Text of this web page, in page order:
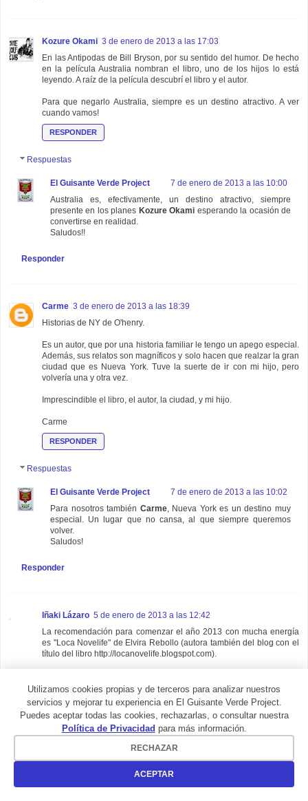
Kozure Okami 3 de enero de 2013 a las 17:03
En las Antipodas de Bill Bryson, por su sentido del humor. De hecho
en la película Australia nombran el libro, uno de los hijos lo está
leyendo. A raíz de la película descubrí el libro y el autor.
Para que negarlo Australia, siempre es un destino atractivo. A ver
cuando vamos!
RESPONDER
Respuestas
El Guisante Verde Project
7 de enero de 2013 a las 10:00
Australia es, efectivamente, un destino atractivo, siempre
presente en los planes Kozure Okami esperando la ocasión de
convertirse en realidad.
Saludos!!
Responder
Carme 3 de enero de 2013 a las 18:39
Historias de NY de O'henry.
Es un autor, que por una historia familiar le tengo un apego especial.
Además, sus relatos son magníficos y solo hacen que realzar la gran
ciudad que es Nueva York. Tuve la suerte de ir con mi hijo, pero
volvería una y otra vez.
Imprescindible el libro, el autor, la ciudad, y mi hijo.
Carme
RESPONDER
Respuestas
El Guisante Verde Project
7 de enero de 2013 a las 10:02
Para nosotros también Carme, Nueva York es un destino muy
especial. Un lugar que no cansa, al que siempre queremos
volver.
Saludos!
Responder
Iñaki Lázaro 5 de enero de 2013 a las 12:42
La recomendación para comenzar el año 2013 con mucha energía
es "Loca Novelife" de Elvira Rebollo (autora también del blog con el
título del libro http://locanovelife.blogspot.com).
pueblo de las montañas de West Virgina que viaja a Nueva York.
Es una divertidísima sucesión de viajes, hechos y experiencias. Y es
que en sí mismo, viajar, es toda una experiencia.
todas las personas que leemos el blog sigamos compartiendo
viajes, experiencias y todo lo mejor en el nuevo año.
Gracias,
Utilizamos cookies propias y de terceros para analizar nuestros
servicios y mejorar tu experiencia en El Guisante Verde Project.
Puedes aceptar todas las cookies, rechazarlas, o consultar nuestra
Política de Privacidad para más información.
RECHAZAR
ACEPTAR